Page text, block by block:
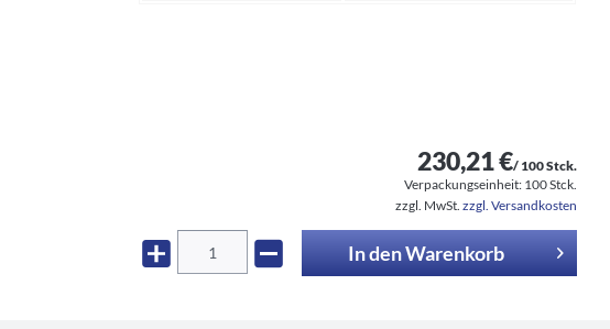
230,21 €/ 100 Stck.
Verpackungseinheit: 100 Stck.
zzgl. MwSt. zzgl. Versandkosten
In denWarenkorb